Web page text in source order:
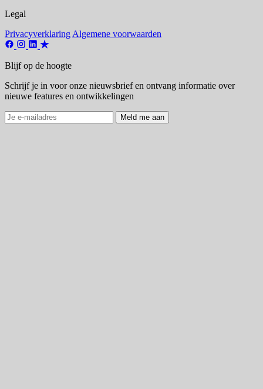
Legal
Privacyverklaring Algemene voorwaarden
Blijf op de hoogte
Schrijf je in voor onze nieuwsbrief en ontvang informatie over
nieuwe features en ontwikkelingen
Meld me aan